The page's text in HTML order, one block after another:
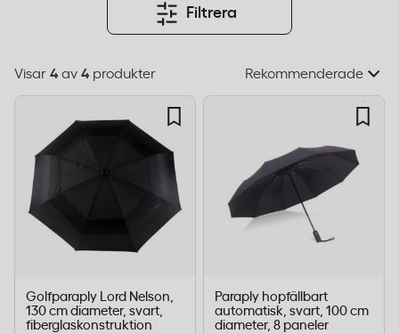
14:00 för leverans inom 1–2 dagar och fri frakt från
Filtrera
Visar 4 av 4 produkter
Välj
sorteringsordning
Golfparaply Lord Nelson,
130 cm diameter, svart,
fiberglaskonstruktion
Paraply hopfällbart
automatisk, svart, 100 cm
diameter, 8 paneler